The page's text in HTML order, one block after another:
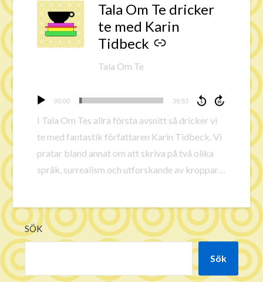
Tala Om Te dricker
te med Karin
Tidbeck
-
Tala Om Te
I Tala Om Tes allra första avsnitt så dricker vi
te med fantastik författaren Karin Tidbeck. Vi
pratar bland annat om att skriva på två olika
språk, surrealism och utforskande av kroppar,
envig. Musik av Quentin ShruggsFotograf
Patrik Åkervinda
Ljudspelare
00:00 39:53
SÖK
Sök